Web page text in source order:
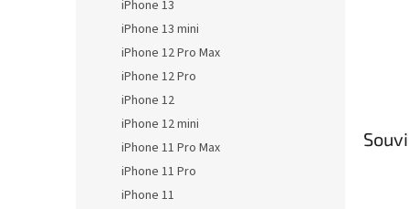
iPhone 13
iPhone 13 mini
iPhone 12 Pro Max
iPhone 12 Pro
iPhone 12
iPhone 12 mini
iPhone 11 Pro Max
iPhone 11 Pro
iPhone 11